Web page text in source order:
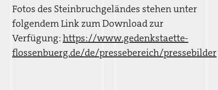
Fotos des Steinbruchgeländes stehen unter
folgendem Link zum Download zur
Verfügung:https://www.gedenkstaette-
flossenbuerg.de/de/pressebereich/pressebilder